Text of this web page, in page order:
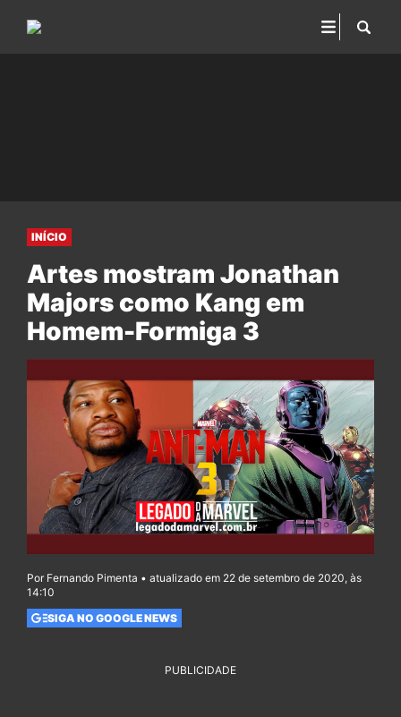
INÍCIO
Artes mostram Jonathan
Majors como Kang em
Homem-Formiga 3
Por Fernando Pimenta • atualizado em 22 de setembro de 2020, às
14:10
SIGA NO GOOGLE NEWS
PUBLICIDADE